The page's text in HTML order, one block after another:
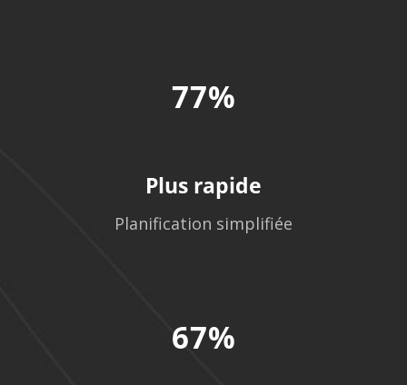
77%
Plus rapide
Planification simplifiée
67%